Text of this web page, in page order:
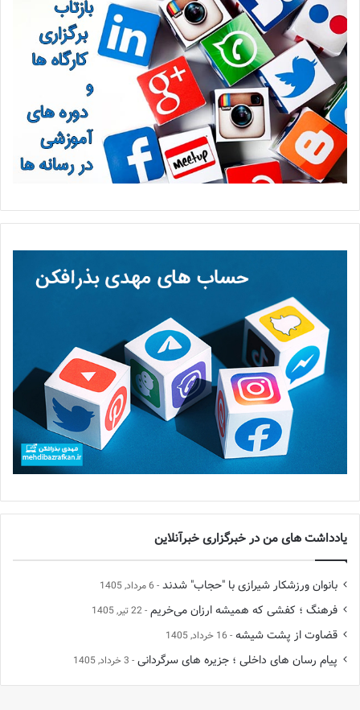
یادداشت های من در خبرگزاری خبرآنلاین
بانوان ورزشکار شیرازی با "حجاب" شدند 6 مرداد, 1405
فرهنگ ؛ کفشی که همیشه ارزان می‌خریم 22 تیر, 1405
قضاوت از پشت شیشه 16 خرداد, 1405
پیام رسان های داخلی ؛ جزیره های سرگردانی 3 خرداد, 1405